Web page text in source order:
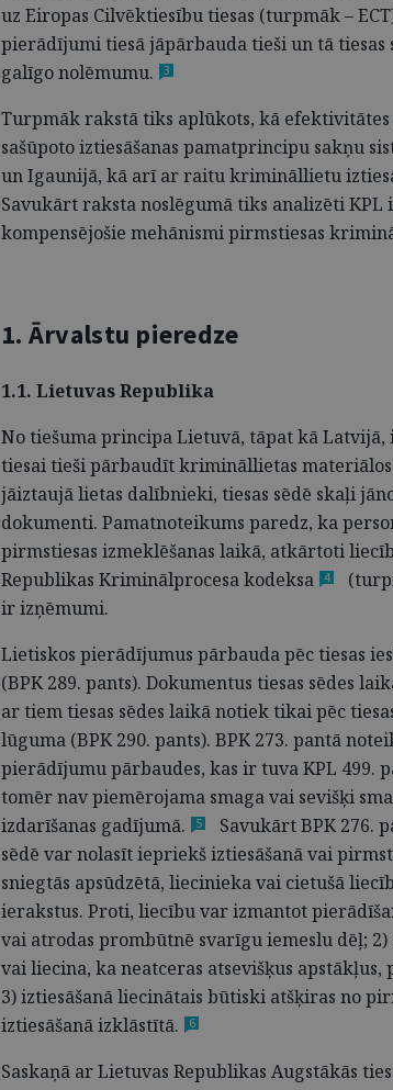
uz Eiropas Cilvēktiesību tiesas (turpmāk –
pierādījumi tiesā jāpārbauda tieši un tā tiesas
galīgonolēmumu. 3
Turpmāk rakstā tiks aplūkots, kā
sašūpoto iztiesāšanas pamatprincipu sakņu
un Igaunijā, kā arī ar raitu krimināllietu
Savukārt raksta noslēgumā tiks analizēti
kompensējošie mehānismi pirmstiesas
1. Ārvalstu pieredze
1.1. Lietuvas Republika
No tiešuma principa Lietuvā, tāpat kā
tiesai tieši pārbaudīt krimināllietas
jāiztaujā lietas dalībnieki, tiesas sēdē skaļi
dokumenti. Pamatnoteikums paredz, ka
pirmstiesas izmeklēšanas laikā, atkārtoti
Republikas Kriminālprocesakodeksa 4
ir izņēmumi.
Lietiskos pierādījumus pārbauda pēc tiesas
(BPK 289. pants). Dokumentus tiesas sēdes
ar tiem tiesas sēdes laikā notiek tikai pēc
lūguma (BPK 290. pants). BPK 273. pantā
pierādījumu pārbaudes, kas ir tuva KPL 499.
tomēr nav piemērojama smaga vai sevišķi
izdarīšanas gadījumā. 5
Savukārt BPK 276.
sēdē var nolasīt iepriekš iztiesāšanā vai
sniegtās apsūdzētā, liecinieka vai cietušā
ierakstus. Proti, liecību var izmantot
vai atrodas prombūtnē svarīgu iemeslu dēļ;
vai liecina, ka neatceras atsevišķus
3) iztiesāšanā liecinātais būtiski atšķiras no
iztiesāšanāizklāstītā. 6
Saskaņā ar Lietuvas Republikas Augstākās